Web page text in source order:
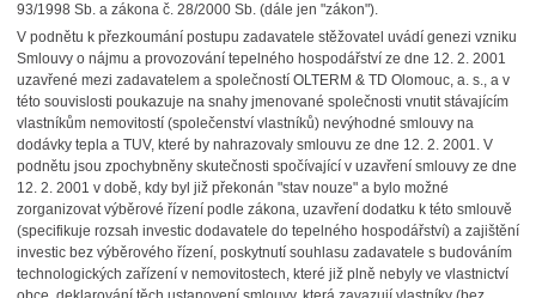
93/1998 Sb. a zákona č. 28/2000 Sb. (dále jen "zákon").
V podnětu k přezkoumání postupu zadavatele stěžovatel uvádí genezi vzniku
Smlouvy o nájmu a provozování tepelného hospodářství ze dne 12. 2. 2001
uzavřené mezi zadavatelem a společností OLTERM & TD Olomouc, a. s., a v
této souvislosti poukazuje na snahy jmenované společnosti vnutit stávajícím
vlastníkům nemovitostí (společenství vlastníků) nevýhodné smlouvy na
dodávky tepla a TUV, které by nahrazovaly smlouvu ze dne 12. 2. 2001. V
podnětu jsou zpochybněny skutečnosti spočívající v uzavření smlouvy ze dne
12. 2. 2001 v době, kdy byl již překonán "stav nouze" a bylo možné
zorganizovat výběrové řízení podle zákona, uzavření dodatku k této smlouvě
(specifikuje rozsah investic dodavatele do tepelného hospodářství) a zajištění
investic bez výběrového řízení, poskytnutí souhlasu zadavatele s budováním
technologických zařízení v nemovitostech, které již plně nebyly ve vlastnictví